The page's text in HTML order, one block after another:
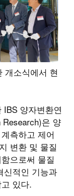
개소식에서 현
양자변환연
은 양
측하고 제어
변환 및 물질
으로써 물질
신적인 기능과
있다.